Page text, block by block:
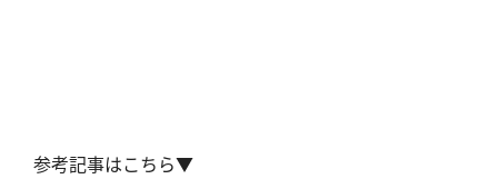
参考記事はこちら▼